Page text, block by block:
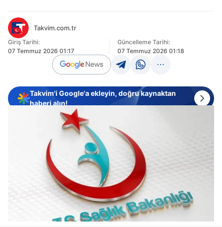
Takvim.com.tr
Giriş Tarihi:
07 Temmuz 2026 01:17
Güncelleme Tarihi:
07 Temmuz 2026 01:18
Takvim'i Google'a ekleyin, doğru kaynaktan
haberi alın!